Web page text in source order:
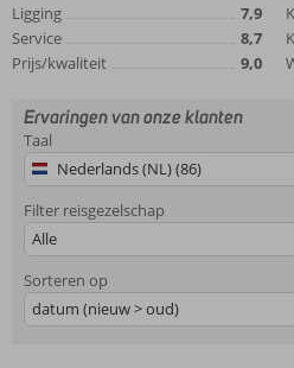
Ligging
7,9
Service
8,7
Prijs/kwaliteit
9,0
Ervaringen van onze klanten
Taal
Nederlands (NL) (86)
Filter reisgezelschap
Alle
Sorteren op
datum (nieuw > oud)